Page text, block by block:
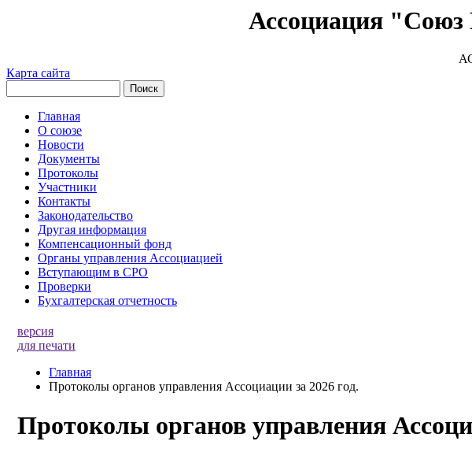
Ассоциация "Союз
Карта сайта
Главная
О союзе
Новости
Документы
Протоколы
Участники
Контакты
Законодательство
Другая информация
Компенсационный фонд
Органы управления Ассоциацией
Вступающим в СРО
Проверки
Бухгалтерская отчетность
версия
для печати
Главная
Протоколы органов управления Ассоциации за 2026 год.
Протоколы органов управления